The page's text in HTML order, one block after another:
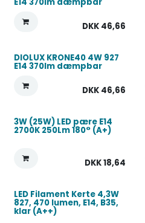
DKK 46,66
DIOLUX KRONE40 4W 927
E14 370lm dæmpbar
DKK 46,66
3W (25W) LED pære E14
2700K 250Lm 180° (A+)
DKK18,64
LED Filament Kerte 4,3W
827, 470 lumen, E14, B35,
klar (A++)